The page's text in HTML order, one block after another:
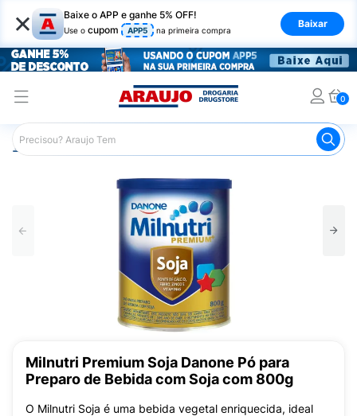
× Baixe o APP e ganhe 5% OFF!
Use o cupom APP5 na primeira compra
Baixar
0
Araujo Infantil Leite Infantil
Milnutri Premium Soja Danone Pó para
Preparo de Bebida com Soja com 800g
O Milnutri Soja é uma bebida vegetal enriquecida, ideal